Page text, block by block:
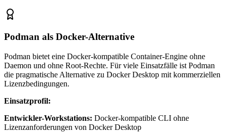
Podman als Docker-Alternative
Podman bietet eine Docker-kompatible Container-Engine ohne
Daemon und ohne Root-Rechte. Für viele Einsatzfälle ist Podman
die pragmatische Alternative zu Docker Desktop mit kommerziellen
Lizenzbedingungen.
Einsatzprofil:
Entwickler-Workstations: Docker-kompatible CLI ohne
Lizenzanforderungen von Docker Desktop